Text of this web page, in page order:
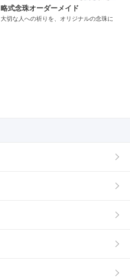
略式念珠オーダーメイド
大切な人への祈りを、オリジナルの念珠に